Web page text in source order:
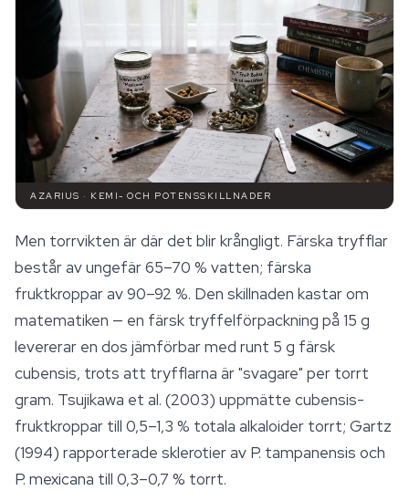
AZARIUS · KEMI- OCH POTENSSKILLNADER
Men torrvikten är där det blir krångligt. Färska tryfflar
består av ungefär 65–70 % vatten; färska
fruktkroppar av 90–92 %. Den skillnaden kastar om
matematiken — en färsk tryffelförpackning på 15 g
levererar en dos jämförbar med runt 5 g färsk
cubensis, trots att tryfflarna är "svagare" per torrt
gram. Tsujikawa et al. (2003) uppmätte cubensis-
fruktkroppar till 0,5–1,3 % totala alkaloider torrt; Gartz
(1994) rapporterade sklerotier av P. tampanensis och
P. mexicana till 0,3–0,7 % torrt.